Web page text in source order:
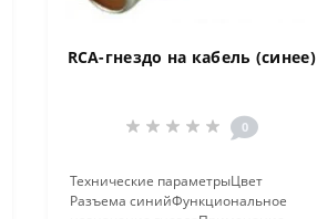
RCA-гнездо на кабель (синее)
0
Технические параметрыЦвет
Разъема синийФункциональное